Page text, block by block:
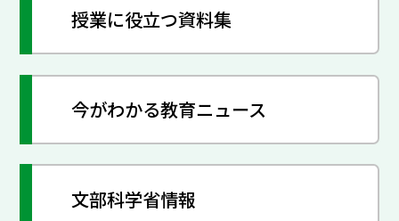
授業に役立つ資料集
今がわかる教育ニュース
文部科学省情報